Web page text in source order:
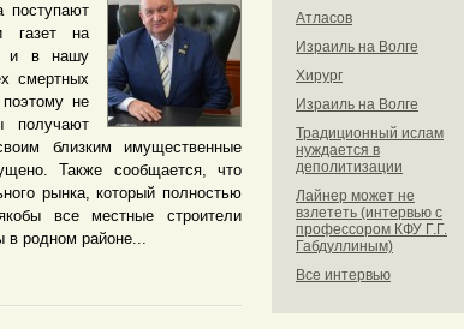
газет на
и в нашу
смертных
не
получают
близким имущественные
Также сообщается, что
рынка, который полностью
все местные строители
в родном районе...
Атласов
Израиль на Волге
Хирург
Израиль на Волге
Традиционный ислам
нуждается в
деполитизации
Лайнер может не
взлететь (интервью с
профессором КФУ Г.Г.
Габдуллиным)
Все интервью